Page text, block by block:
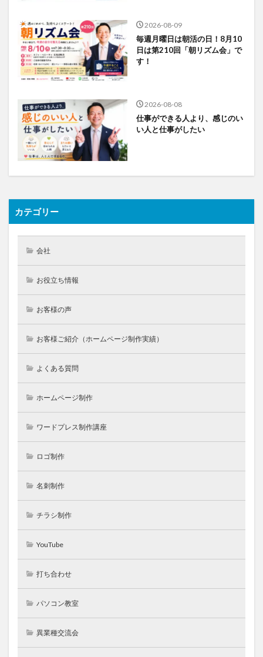
2026-08-09
毎週月曜日は朝活の日！8月10
日は第210回「朝リズム会」で
す！
2026-08-08
仕事ができる人より、感じのい
い人と仕事がしたい
カテゴリー
会社
お役立ち情報
お客様の声
お客様ご紹介（ホームページ制作実績）
よくある質問
ホームページ制作
ワードプレス制作講座
ロゴ制作
名刺制作
チラシ制作
YouTube
打ち合わせ
パソコン教室
異業種交流会